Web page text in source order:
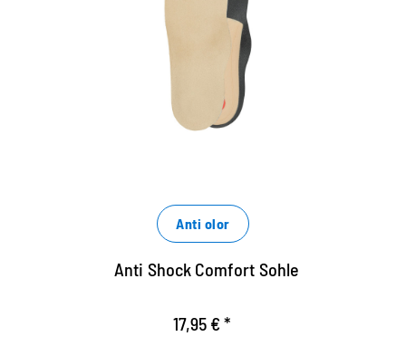
La superficie Alcantara de alta calidad y amigable
para la piel garantiza un clima agradable en el
La innovadora Memoria Lamex combina
propiedades de uso óptimas con tecnología de
olores desagradables.
Anti olor
Anti Shock Comfort Sohle
17,95 € *